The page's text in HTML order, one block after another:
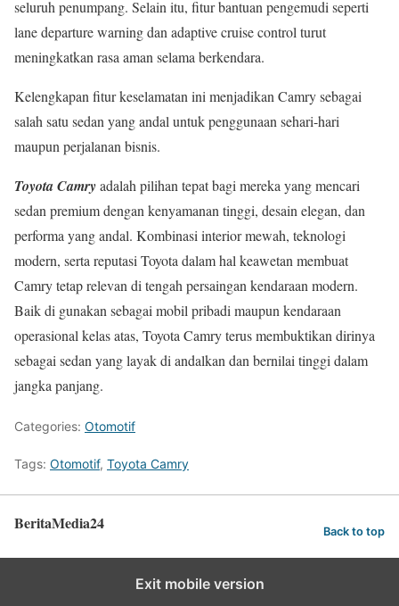
seluruh penumpang. Selain itu, fitur bantuan pengemudi seperti
lane departure warning dan adaptive cruise control turut
meningkatkan rasa aman selama berkendara.
Kelengkapan fitur keselamatan ini menjadikan Camry sebagai
salah satu sedan yang andal untuk penggunaan sehari-hari
maupun perjalanan bisnis.
Toyota Camryadalah pilihan tepat bagi mereka yang mencari
sedan premium dengan kenyamanan tinggi, desain elegan, dan
performa yang andal. Kombinasi interior mewah, teknologi
modern, serta reputasi Toyota dalam hal keawetan membuat
Camry tetap relevan di tengah persaingan kendaraan modern.
Baik di gunakan sebagai mobil pribadi maupun kendaraan
operasional kelas atas, Toyota Camry terus membuktikan dirinya
sebagai sedan yang layak di andalkan dan bernilai tinggi dalam
jangka panjang.
Categories: Otomotif
Tags: Otomotif, Toyota Camry
BeritaMedia24 Back to top
Exit mobile version